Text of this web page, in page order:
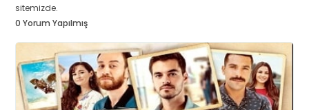
sitemizde.
0 Yorum Yapılmış